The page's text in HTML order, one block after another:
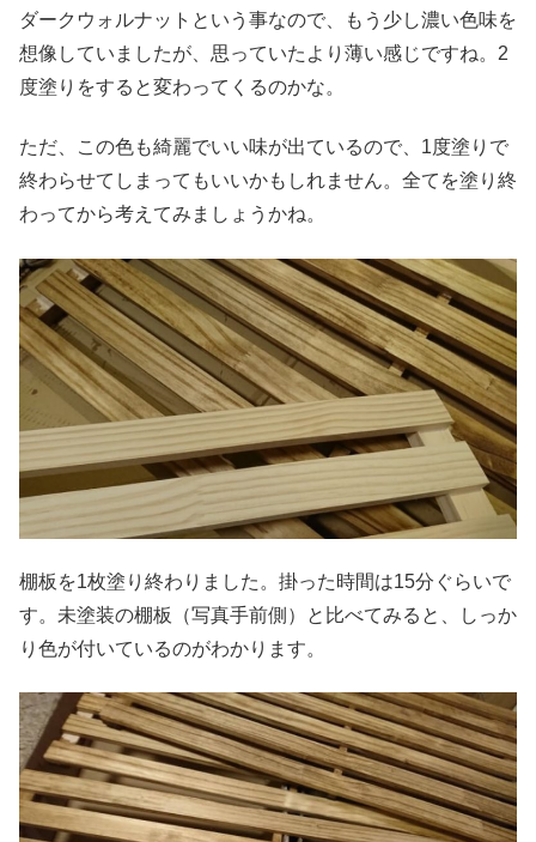
ダークウォルナットという事なので、もう少し濃い色味を
想像していましたが、思っていたより薄い感じですね。2
度塗りをすると変わってくるのかな。
ただ、この色も綺麗でいい味が出ているので、1度塗りで
終わらせてしまってもいいかもしれません。全てを塗り終
わってから考えてみましょうかね。
棚板を1枚塗り終わりました。掛った時間は15分ぐらいで
す。未塗装の棚板（写真手前側）と比べてみると、しっか
り色が付いているのがわかります。